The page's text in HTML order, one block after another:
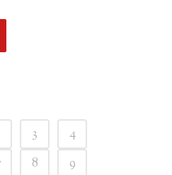
3
4
8
9